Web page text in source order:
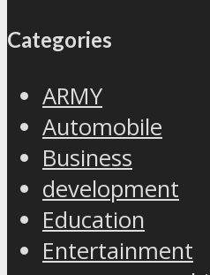
Categories
ARMY
Automobile
Business
development
Education
Entertainment